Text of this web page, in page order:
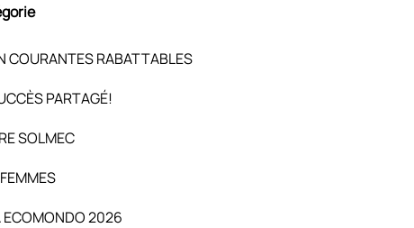
COURANTES RABATTABLES
PARTAGÉ!
SOLMEC
ECOMONDO 2026